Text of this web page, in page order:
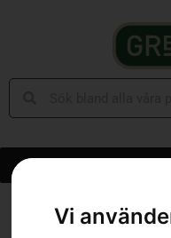
Vi
Åkgräsklippare»